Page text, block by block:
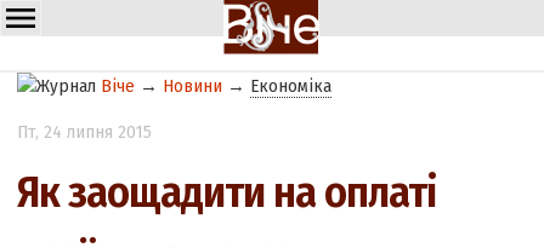
Віче → Новини → Економіка
Пт, 24 липня 2015
Як заощадити на оплаті